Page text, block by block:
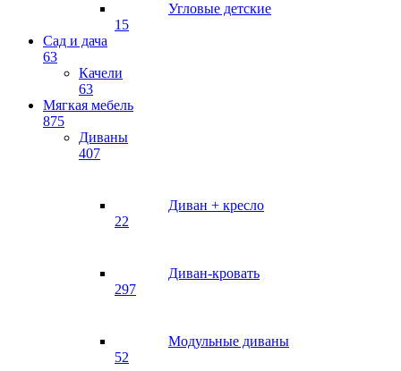
Угловые детские
15
Сад и дача
63
Качели
63
Мягкая мебель
875
Диваны
407
Диван + кресло
22
Диван-кровать
297
Модульные диваны
52